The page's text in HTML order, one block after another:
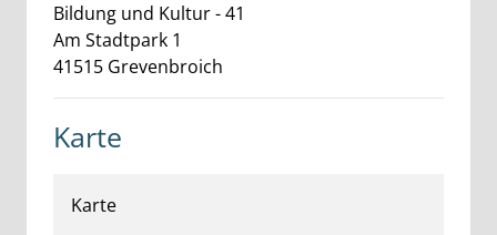
Bildung und Kultur - 41
Am Stadtpark 1
41515 Grevenbroich
Karte
Karte